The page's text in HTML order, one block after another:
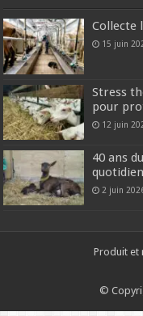
Collecte
15 juin
Stress
pour
12 juin
40 ans
2 juin
Produit et
©